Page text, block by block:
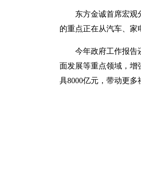
东方金诚首席宏观
的重点正在从汽车、家
今年政府工作报告
面发展等重点领域，增
具8000亿元，带动更多